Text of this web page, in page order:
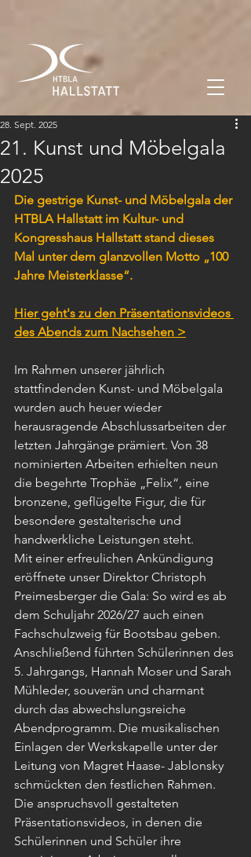
21. Kunst und Möbelgala
2025
28. Sept. 2025
Die gestrige Kunst- und Möbelgala der
HTBLA Hallstatt im Kultur- und
Kongresshaus Hallstatt stand dieses
Mal unter dem glanzvollen Motto „100
Jahre Meisterklasse“.
Hier geht's zu den Präsentationsvideos
des Abends zum Nachsehen >
Im Rahmen unserer jährlich
stattfindenden Kunst- und Möbelgala
wurden auch heuer wieder
herausragende Abschlussarbeiten der
letzten Jahrgänge prämiert. Von 38
nominierten Arbeiten erhielten neun
die begehrte Trophäe „Felix“, eine
bronzene, geflügelte Figur, die für
besondere gestalterische und
handwerkliche Leistungen steht.
Mit einer erfreulichen Ankündigung
eröffnete unser Direktor Christoph
Preimesberger die Gala: So wird es ab
dem Schuljahr 2026/27 auch einen
Fachschulzweig für Bootsbau geben.
Anschließend führten Schülerinnen des
5. Jahrgangs, Hannah Moser und Sarah
Mühleder, souverän und charmant
durch das abwechslungsreiche
Abendprogramm. Die musikalischen
Einlagen der Werkskapelle unter der
Leitung von Magret Haase- Jablonsky
schmückten den festlichen Rahmen.
Die anspruchsvoll gestalteten
Präsentationsvideos, in denen die
Schülerinnen und Schüler ihre